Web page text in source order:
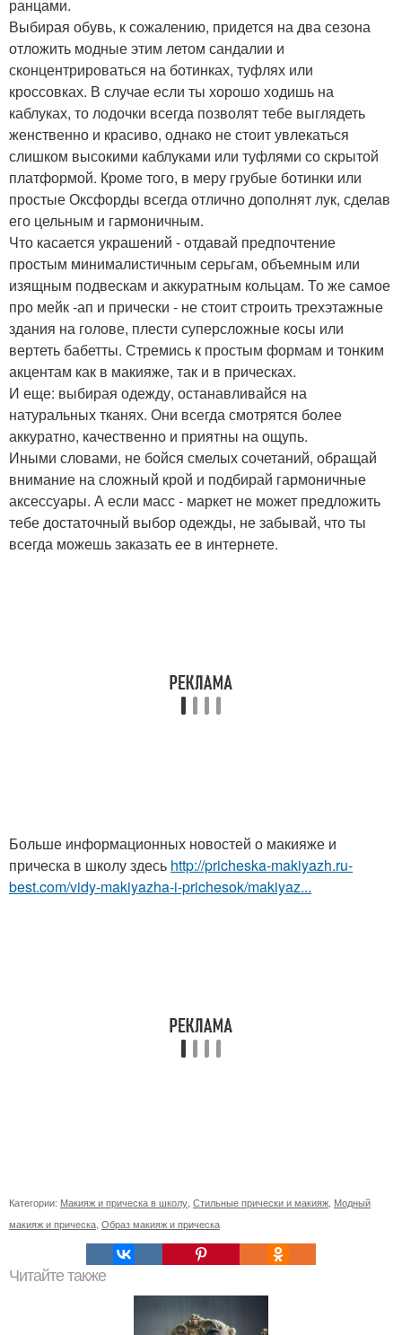
ранцами.
Выбирая обувь, к сожалению, придется на два сезона
отложить модные этим летом сандалии и
сконцентрироваться на ботинках, туфлях или
кроссовках. В случае если ты хорошо ходишь на
каблуках, то лодочки всегда позволят тебе выглядеть
женственно и красиво, однако не стоит увлекаться
слишком высокими каблуками или туфлями со скрытой
платформой. Кроме того, в меру грубые ботинки или
простые Оксфорды всегда отлично дополнят лук, сделав
его цельным и гармоничным.
Что касается украшений - отдавай предпочтение
простым минималистичным серьгам, объемным или
изящным подвескам и аккуратным кольцам. То же самое
про мейк -ап и прически - не стоит строить трехэтажные
здания на голове, плести суперсложные косы или
вертеть бабетты. Стремись к простым формам и тонким
акцентам как в макияже, так и в прическах.
И еще: выбирая одежду, останавливайся на
натуральных тканях. Они всегда смотрятся более
аккуратно, качественно и приятны на ощупь.
Иными словами, не бойся смелых сочетаний, обращай
внимание на сложный крой и подбирай гармоничные
аксессуары. А если масс - маркет не может предложить
тебе достаточный выбор одежды, не забывай, что ты
всегда можешь заказать ее в интернете.
Больше информационных новостей о макияже и
прическа в школу здесь http://pricheska-makiyazh.ru-
best.com/vidy-makiyazha-i-prichesok/makiyaz...
Категории: Макияж и прическа в школу Стильные прически и макияж Модный
макияж и прическа Образ макияж и прическа
Читайте также